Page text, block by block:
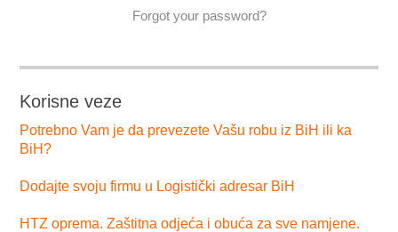
Forgot your password?
Korisne veze
Potrebno Vam je da prevezete Vašu robu iz BiH ili ka
BiH?
Dodajte svoju firmu u Logistički adresar BiH
HTZ oprema. Zaštitna odjeća i obuća za sve namjene.